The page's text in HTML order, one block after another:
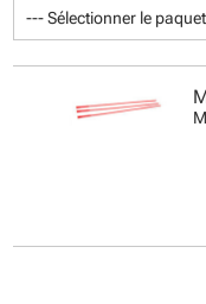
--- Sélectionner le